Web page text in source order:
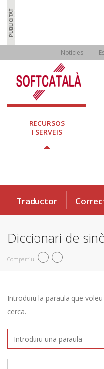
Notícies
RECURSOS
I SERVEIS
Traductor
Diccionari de
Compartiu
Introduïu la paraula que
cerca.